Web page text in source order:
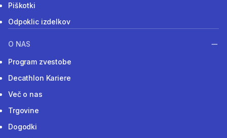
Piškotki
Odpoklic izdelkov
O NAS
Program zvestobe
Decathlon Kariere
Več o nas
Trgovine
Dogodki